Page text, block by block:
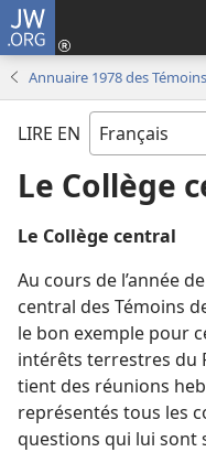
JW.ORG
Annuaire 1978 des
LIRE EN
Le Collège
Le Collège central
Au cours de l’année
central des Témoins
le bon exemple pour
intérêts terrestres du
tient des réunions
représentés tous les
questions qui lui sont